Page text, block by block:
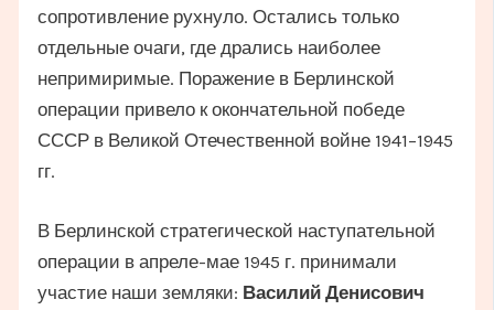
сопротивление рухнуло. Остались только
отдельные очаги, где дрались наиболее
непримиримые. Поражение в Берлинской
операции привело к окончательной победе
СССР в Великой Отечественной войне 1941–1945
гг.
В Берлинской стратегической наступательной
операции в апреле-мае 1945 г. принимали
участие наши земляки: Василий Денисович